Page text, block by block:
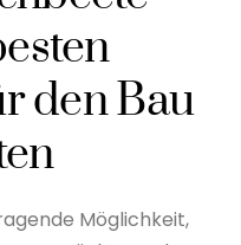
den Bau
Möglichkeit,